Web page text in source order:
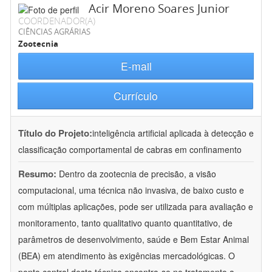
Acir Moreno Soares Junior
COORDENADOR(A)
CIÊNCIAS AGRÁRIAS
Zootecnia
E-mail
Currículo
Título do Projeto:inteligência artificial aplicada à detecção e
classificação comportamental de cabras em confinamento
Resumo: Dentro da zootecnia de precisão, a visão
computacional, uma técnica não invasiva, de baixo custo e
com múltiplas aplicações, pode ser utilizada para avaliação e
monitoramento, tanto qualitativo quanto quantitativo, de
parâmetros de desenvolvimento, saúde e Bem Estar Animal
(BEA) em atendimento às exigências mercadológicas. O